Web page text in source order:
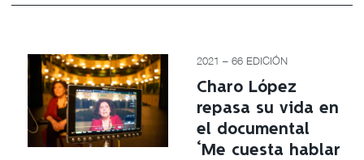
2021 – 66 EDICIÓN
Charo López
repasa su vida en
el documental
‘Me cuesta hablar